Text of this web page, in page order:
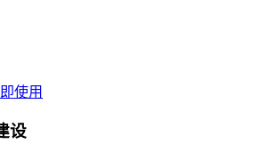
使用
设